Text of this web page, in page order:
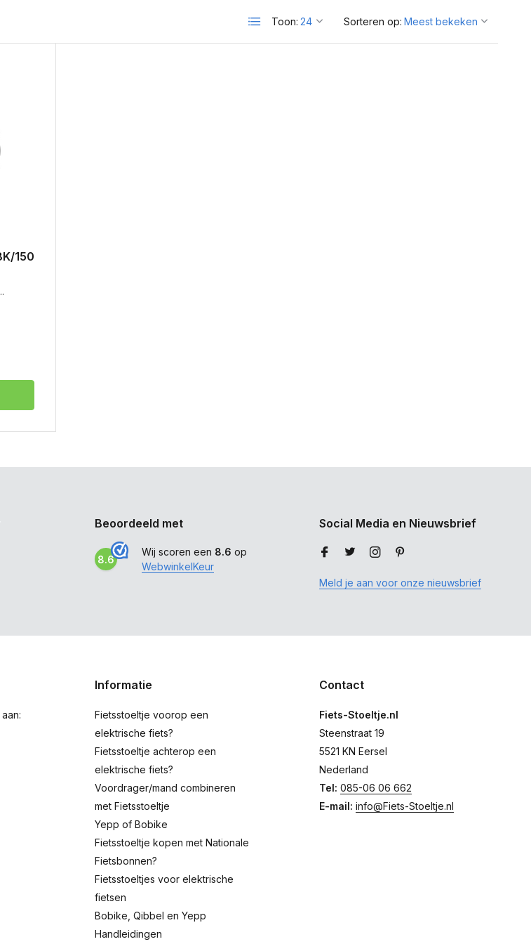
Toon: Sorteren op:
150
Beoordeeld met
8.6
Wij scoren een 8.6 op
WebwinkelKeur
Social Media en Nieuwsbrief
Meld je aan voor onze nieuwsbrief
Informatie
Fietsstoeltje voorop een
elektrische fiets?
Fietsstoeltje achterop een
elektrische fiets?
Voordrager/mand combineren
met Fietsstoeltje
Yepp of Bobike
Fietsstoeltje kopen met Nationale
Fietsbonnen?
Fietsstoeltjes voor elektrische
fietsen
Bobike, Qibbel en Yepp
Handleidingen
Contact
Fiets-Stoeltje.nl
Steenstraat 19
5521 KN Eersel
Nederland
Tel: 085-06 06 662
E-mail: info@Fiets-Stoeltje.nl